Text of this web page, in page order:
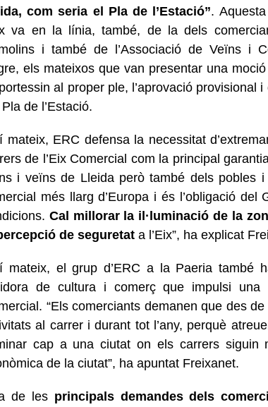
com seria el Pla de l’Estació”.
va en la línia, també, de la dels
i també de l’Associació de Veïns i
els mateixos que van presentar una
al proper ple, l’aprovació provisional
de l’Estació.
mateix, ERC defensa la necessitat
de l’Eix Comercial com la principal
i veïns de Lleida però també dels pobles i
més llarg d’Europa i és l’obligació del
Cal millorar la il·luminació de la
de seguretat a l’Eix”, ha explicat
mateix, el grup d’ERC a la Paeria també
de cultura i comerç que impulsi una
“Els comerciants demanen que des
al carrer i durant tot l’any, perquè
cap a una ciutat on els carrers siguin
de la ciutat”, ha apuntat Freixanet.
de les principals demandes dels